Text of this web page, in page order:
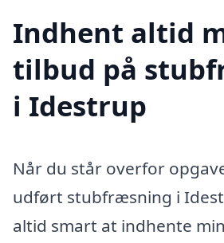
Indhent altid
tilbud på
i Idestrup
Når du står overfor
udført stubfræsning i
altid smart at indhente